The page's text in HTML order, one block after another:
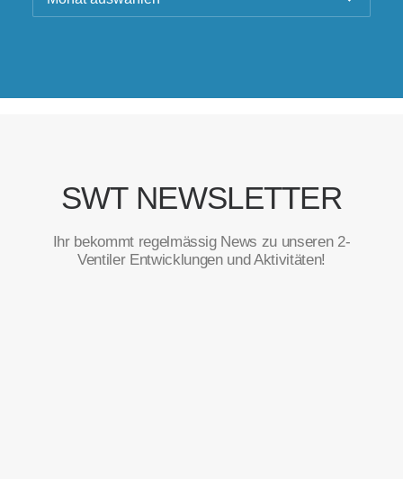
SWT NEWSLETTER
Ihr bekommt regelmässig News zu unseren 2-
Ventiler Entwicklungen und Aktivitäten!